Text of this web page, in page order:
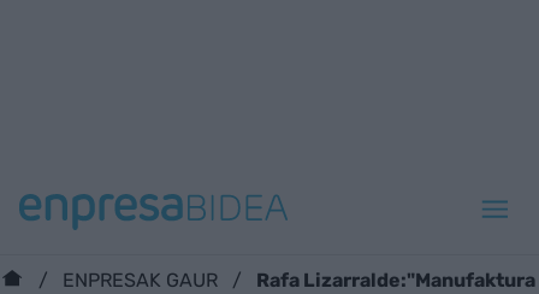
ENPRESAK GAUR
Rafa Lizarralde:"Manufaktura